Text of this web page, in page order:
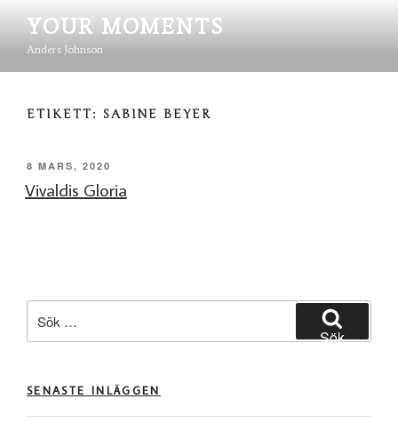
innehåll
YOUR MOMENTS
Anders Johnson
ETIKETT: SABINE BEYER
PUBLICERAT
8 MARS, 2020
Vivaldis Gloria
efter:
Sök
SENASTE INLÄGGEN